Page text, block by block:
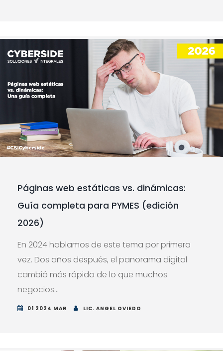
Páginas web estáticas vs. dinámicas:
Guía completa para PYMES (edición
2026)
En 2024 hablamos de este tema por primera
vez. Dos años después, el panorama digital
cambió más rápido de lo que muchos
negocios...
01 2024 MAR LIC. ANGEL OVIEDO